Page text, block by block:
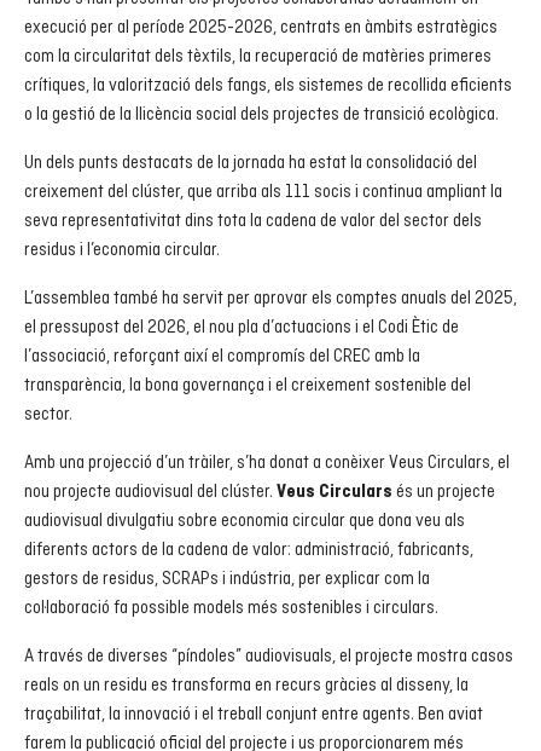
execució per al període 2025-2026, centrats en àmbits estratègics
com la circularitat dels tèxtils, la recuperació de matèries primeres
crítiques, la valorització dels fangs, els sistemes de recollida eficients
o la gestió de la llicència social dels projectes de transició ecològica.
Un dels punts destacats de la jornada ha estat la consolidació del
creixement del clúster, que arriba als 111 socis i continua ampliant la
seva representativitat dins tota la cadena de valor del sector dels
residus i l’economia circular.
L’assemblea també ha servit per aprovar els comptes anuals del 2025,
el pressupost del 2026, el nou pla d’actuacions i el Codi Ètic de
l’associació, reforçant així el compromís del CREC amb la
transparència, la bona governança i el creixement sostenible del
sector.
Amb una projecció d’un tràiler, s’ha donat a conèixer Veus Circulars, el
nou projecte audiovisual del clúster. Veus Circulars és un projecte
audiovisual divulgatiu sobre economia circular que dona veu als
diferents actors de la cadena de valor: administració, fabricants,
gestors de residus, SCRAPs i indústria, per explicar com la
col·laboració fa possible models més sostenibles i circulars.
A través de diverses “píndoles” audiovisuals, el projecte mostra casos
reals on un residu es transforma en recurs gràcies al disseny, la
traçabilitat, la innovació i el treball conjunt entre agents. Ben aviat
farem la publicació oficial del projecte i us proporcionarem més